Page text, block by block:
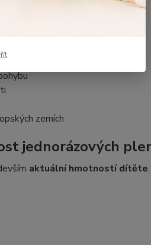
protečení
zemích
jednorázových
aktuální hmotností dítěte